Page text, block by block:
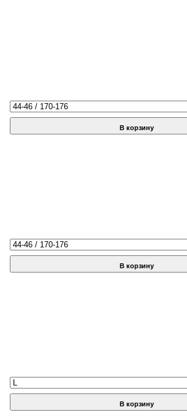
В корзину
В корзину
В корзину